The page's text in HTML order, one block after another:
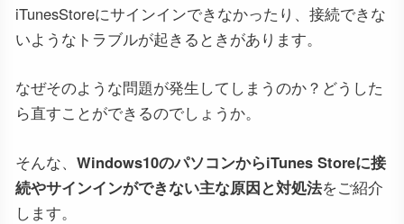
iTunesStoreにサインインできなかったり、接続できな
いようなトラブルが起きるときがあります。
なぜそのような問題が発生してしまうのか？どうした
ら直すことができるのでしょうか。
そんな、 Windows10のパソコンからiTunes Storeに接
続やサインインができない主な原因と対処法をご紹介
します。